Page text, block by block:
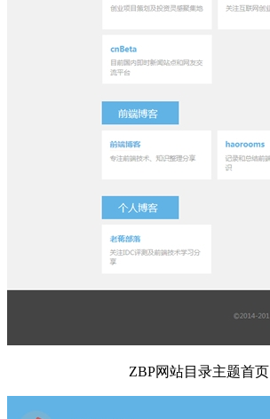
ZBP网站目录主题首页